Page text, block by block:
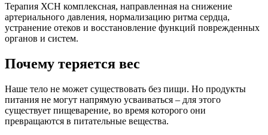
Терапия ХСН комплексная, направленная на снижение
артериального давления, нормализацию ритма сердца,
устранение отеков и восстановление функций поврежденных
органов и систем.
Почему теряется вес
Наше тело не может существовать без пищи. Но продукты
питания не могут напрямую усваиваться – для этого
существует пищеварение, во время которого они
превращаются в питательные вещества.